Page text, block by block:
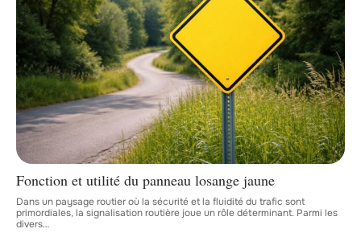
Fonction et utilité du panneau losange jaune
Dans un paysage routier où la sécurité et la fluidité du trafic sont
primordiales, la signalisation routière joue un rôle déterminant. Parmi les
divers…